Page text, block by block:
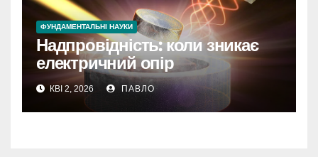
ФУНДАМЕНТАЛЬНІ НАУКИ
Надпровідність: коли зникає
електричний опір
КВІ 2, 2026 ПАВЛО